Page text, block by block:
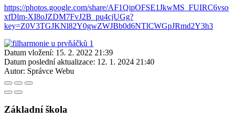
https://photos.google.com/share/
xfDlm-XI8oJZDM7FvJ2B_pu4cjUGg?
key=Z0V3TGJKNl82Y0gwZWJBb0d6NTlCWGpJRmd2Y3h3
Datum vložení: 15. 2. 2022 21:39
Datum poslední aktualizace: 12. 1. 2024 21:40
Autor: Správce Webu
Základní škola